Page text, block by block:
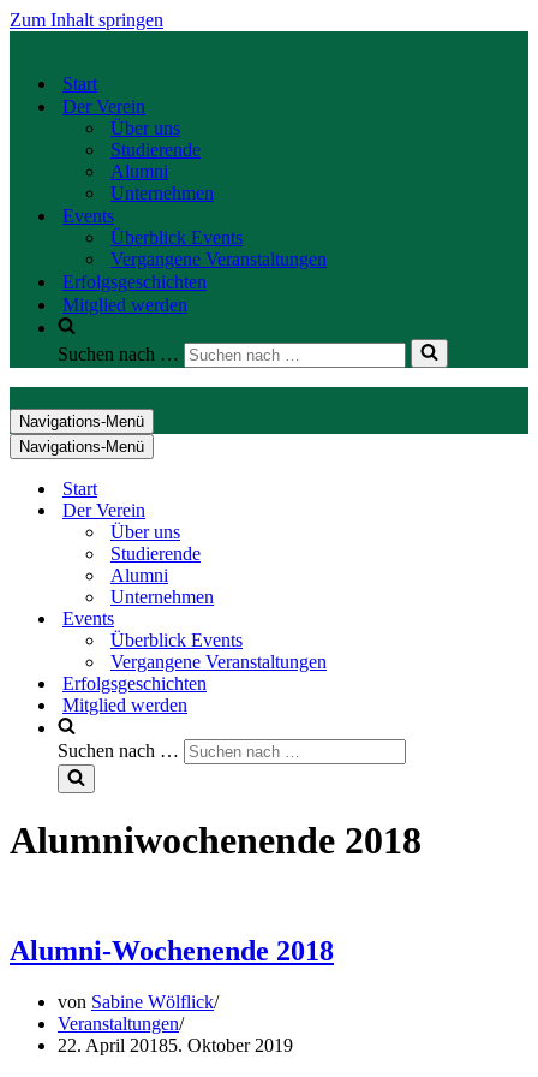
Zum Inhalt springen
Start
Der Verein
Über uns
Studierende
Alumni
Unternehmen
Events
Überblick Events
Vergangene Veranstaltungen
Erfolgsgeschichten
Mitglied werden
Suchen nach …
Navigations-Menü
Navigations-Menü
Start
Der Verein
Über uns
Studierende
Alumni
Unternehmen
Events
Überblick Events
Vergangene Veranstaltungen
Erfolgsgeschichten
Mitglied werden
Suchen nach …
Alumniwochenende 2018
Alumni-Wochenende 2018
von Sabine Wölflick
Veranstaltungen
22. April 20185. Oktober 2019